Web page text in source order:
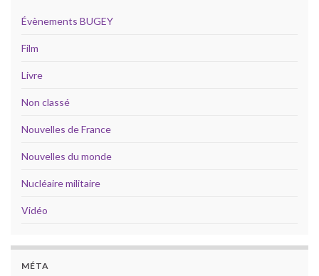
Évènements BUGEY
Film
Livre
Non classé
Nouvelles de France
Nouvelles du monde
Nucléaire militaire
Vidéo
MÉTA